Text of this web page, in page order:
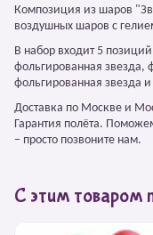
Композиция из шаров
воздушных шаров с
В набор входит 5
фольгированная звезда,
фольгированная звезда
Доставка по Москве и
Гарантия полёта.
– просто позвоните нам.
С этим товаром